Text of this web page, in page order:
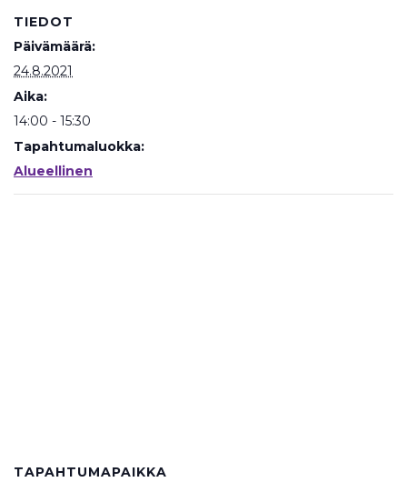
TIEDOT
Päivämäärä:
24.8.2021
Aika:
14:00 - 15:30
Tapahtumaluokka:
Alueellinen
TAPAHTUMAPAIKKA